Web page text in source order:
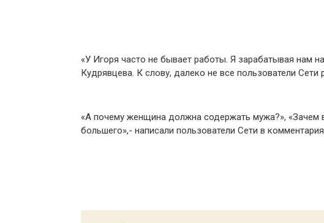
«У Игоря часто не бывает работы. Я зарабатывая нам
Кудрявцева. К слову, далеко не все пользователи
«А почему женщина должна содержать мужа?», «Зачем
большего»,- написали пользователи Сети в